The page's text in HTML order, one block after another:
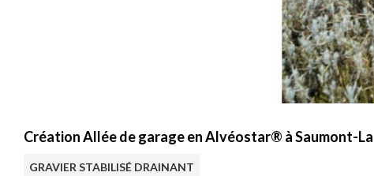
Création Allée de garage en Alvéostar® à Saumont-
GRAVIER STABILISÉ DRAINANT